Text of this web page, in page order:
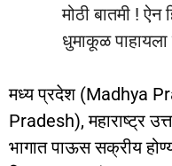
मोठी बातमी ! ऐन
धुमाकूळ पाहायला
मध्य प्रदेश (Madhya
Pradesh), महाराष्ट्र
भागात पाऊस सक्रीय